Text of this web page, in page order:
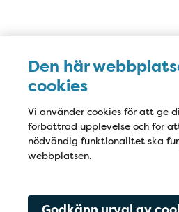
Den här
cookies
Vi använder cookies för att ge
förbättrad upplevelse och för
nödvändig funktionalitet ska
webbplatsen.
Karta